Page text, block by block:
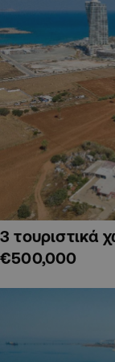
3 τουριστικά
€500,000